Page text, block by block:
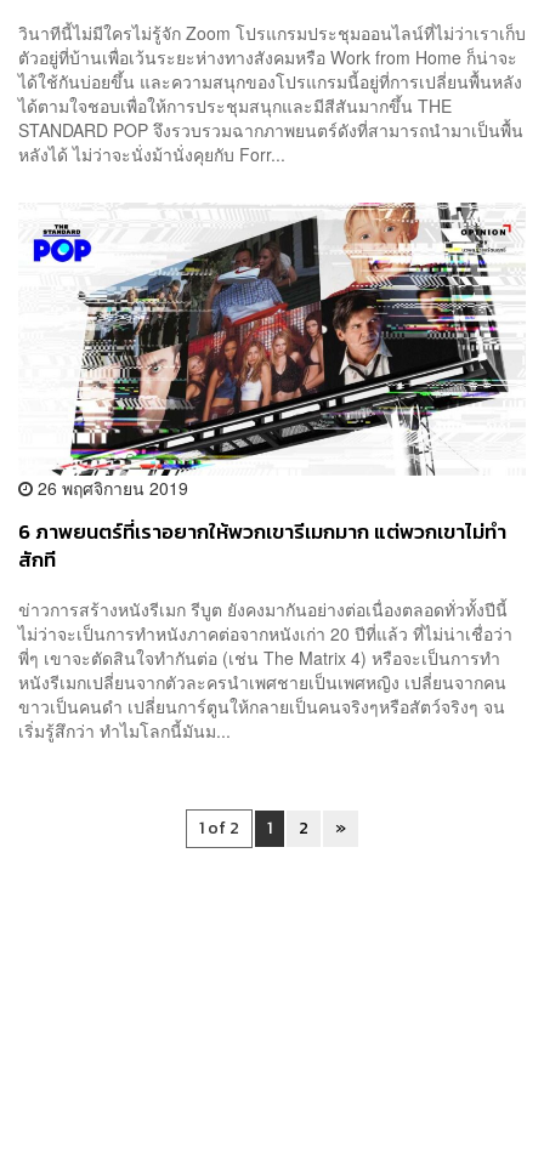
วินาทีนี้ไม่มีใครไม่รู้จัก Zoom โปรแกรมประชุมออนไลน์ที่ไม่ว่าเราเก็บ
ตัวอยู่ที่บ้านเพื่อเว้นระยะห่างทางสังคมหรือ Work from Home ก็น่าจะ
ได้ใช้กันบ่อยขึ้น และความสนุกของโปรแกรมนี้อยู่ที่การเปลี่ยนพื้นหลัง
ได้ตามใจชอบเพื่อให้การประชุมสนุกและมีสีสันมากขึ้น THE
STANDARD POP จึงรวบรวมฉากภาพยนตร์ดังที่สามารถนำมาเป็นพื้น
หลังได้ ไม่ว่าจะนั่งม้านั่งคุยกับ Forr...
26 พฤศจิกายน 2019
6 ภาพยนตร์ที่เราอยากให้พวกเขารีเมกมาก แต่พวกเขาไม่ทำ
สักที
ข่าวการสร้างหนังรีเมก รีบูต ยังคงมากันอย่างต่อเนื่องตลอดทั่วทั้งปีนี้
ไม่ว่าจะเป็นการทำหนังภาคต่อจากหนังเก่า 20 ปีที่แล้ว ที่ไม่น่าเชื่อว่า
พี่ๆ เขาจะตัดสินใจทำกันต่อ (เช่น The Matrix 4) หรือจะเป็นการทำ
หนังรีเมกเปลี่ยนจากตัวละครนำเพศชายเป็นเพศหญิง เปลี่ยนจากคน
ขาวเป็นคนดำ เปลี่ยนการ์ตูนให้กลายเป็นคนจริงๆหรือสัตว์จริงๆ จน
เริ่มรู้สึกว่า ทำไมโลกนี้มันม...
1 of 2 1 2 »